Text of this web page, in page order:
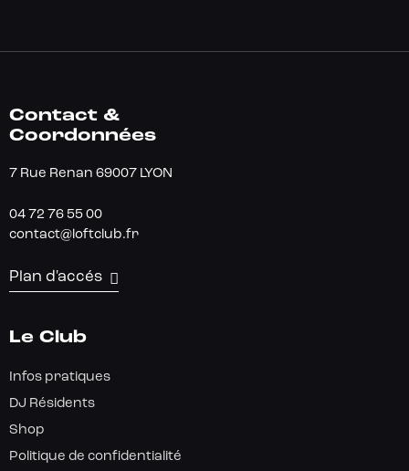
Contact &
Coordonnées
7 Rue Renan 69007 LYON
04 72 76 55 00
contact@loftclub.fr
Plan d'accés
Le Club
Infos pratiques
DJ Résidents
Shop
Politique de confidentialité